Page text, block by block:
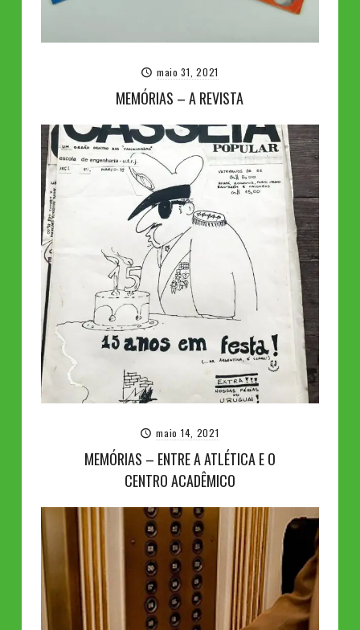
maio 31, 2021
MEMÓRIAS – A REVISTA
maio 14, 2021
MEMÓRIAS – ENTRE A ATLÉTICA E O
CENTRO ACADÊMICO